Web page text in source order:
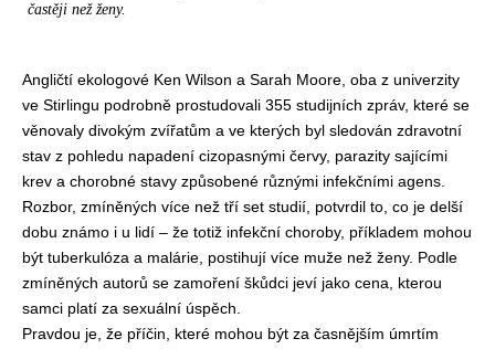
častěji než ženy.
Angličtí ekologové Ken Wilson a Sarah Moore, oba z univerzity
ve Stirlingu podrobně prostudovali 355 studijních zpráv, které se
věnovaly divokým zvířatům a ve kterých byl sledován zdravotní
stav z pohledu napadení cizopasnými červy, parazity sajícími
krev a chorobné stavy způsobené různými infekčními agens.
Rozbor, zmíněných více než tří set studií, potvrdil to, co je delší
dobu známo i u lidí – že totiž infekční choroby, příkladem mohou
být tuberkulóza a malárie, postihují více muže než ženy. Podle
zmíněných autorů se zamoření škůdci jeví jako cena, kterou
samci platí za sexuální úspěch.
Pravdou je, že příčin, které mohou být za časnějším úmrtím